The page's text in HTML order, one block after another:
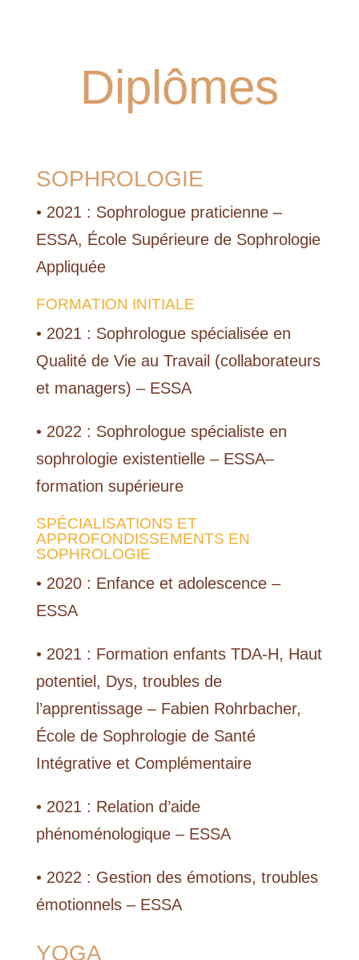
Diplômes
SOPHROLOGIE
• 2021 : Sophrologue praticienne –
ESSA, École Supérieure de Sophrologie
Appliquée
FORMATION INITIALE
• 2021 : Sophrologue spécialisée en
Qualité de Vie au Travail (collaborateurs
et managers) – ESSA
• 2022 : Sophrologue spécialiste en
sophrologie existentielle – ESSA–
formation supérieure
SPÉCIALISATIONS ET
APPROFONDISSEMENTS EN
SOPHROLOGIE
• 2020 : Enfance et adolescence –
ESSA
• 2021 : Formation enfants TDA-H, Haut
potentiel, Dys, troubles de
l’apprentissage – Fabien Rohrbacher,
École de Sophrologie de Santé
Intégrative et Complémentaire
• 2021 : Relation d’aide
phénoménologique – ESSA
• 2022 : Gestion des émotions, troubles
émotionnels – ESSA
YOGA